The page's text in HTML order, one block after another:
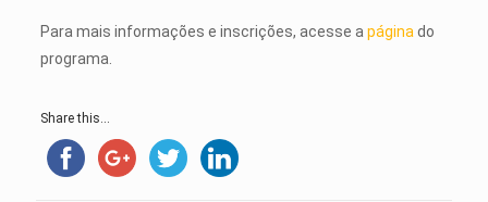
Para mais informações e inscrições, acesse a página do
programa.
Share this...